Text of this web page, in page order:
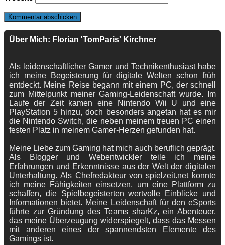
Über Mich: Florian 'TomParis' Kirchner
Als leidenschaftlicher Gamer und Technikenthusiast habe
ich meine Begeisterung für digitale Welten schon früh
entdeckt. Meine Reise begann mit einem PC, der schnell
zum Mittelpunkt meiner Gaming-Leidenschaft wurde. Im
Laufe der Zeit kamen eine Nintendo Wii U und eine
PlayStation 5 hinzu, doch besonders angetan hat es mir
die Nintendo Switch, die neben meinem treuen PC einen
festen Platz in meinem Gamer-Herzen gefunden hat.
Meine Liebe zum Gaming hat mich auch beruflich geprägt.
Als Blogger und Webentwickler teile ich meine
Erfahrungen und Erkenntnisse aus der Welt der digitalen
Unterhaltung. Als Chefredakteur von spielzeit.net konnte
ich meine Fähigkeiten einsetzen, um eine Plattform zu
schaffen, die Spielbegeisterten wertvolle Einblicke und
Informationen bietet. Meine Leidenschaft für den eSports
führte zur Gründung des Teams sharKz, ein Abenteuer,
das meine Überzeugung widerspiegelt, dass das Messen
mit anderen eines der spannendsten Elemente des
Gamings ist.